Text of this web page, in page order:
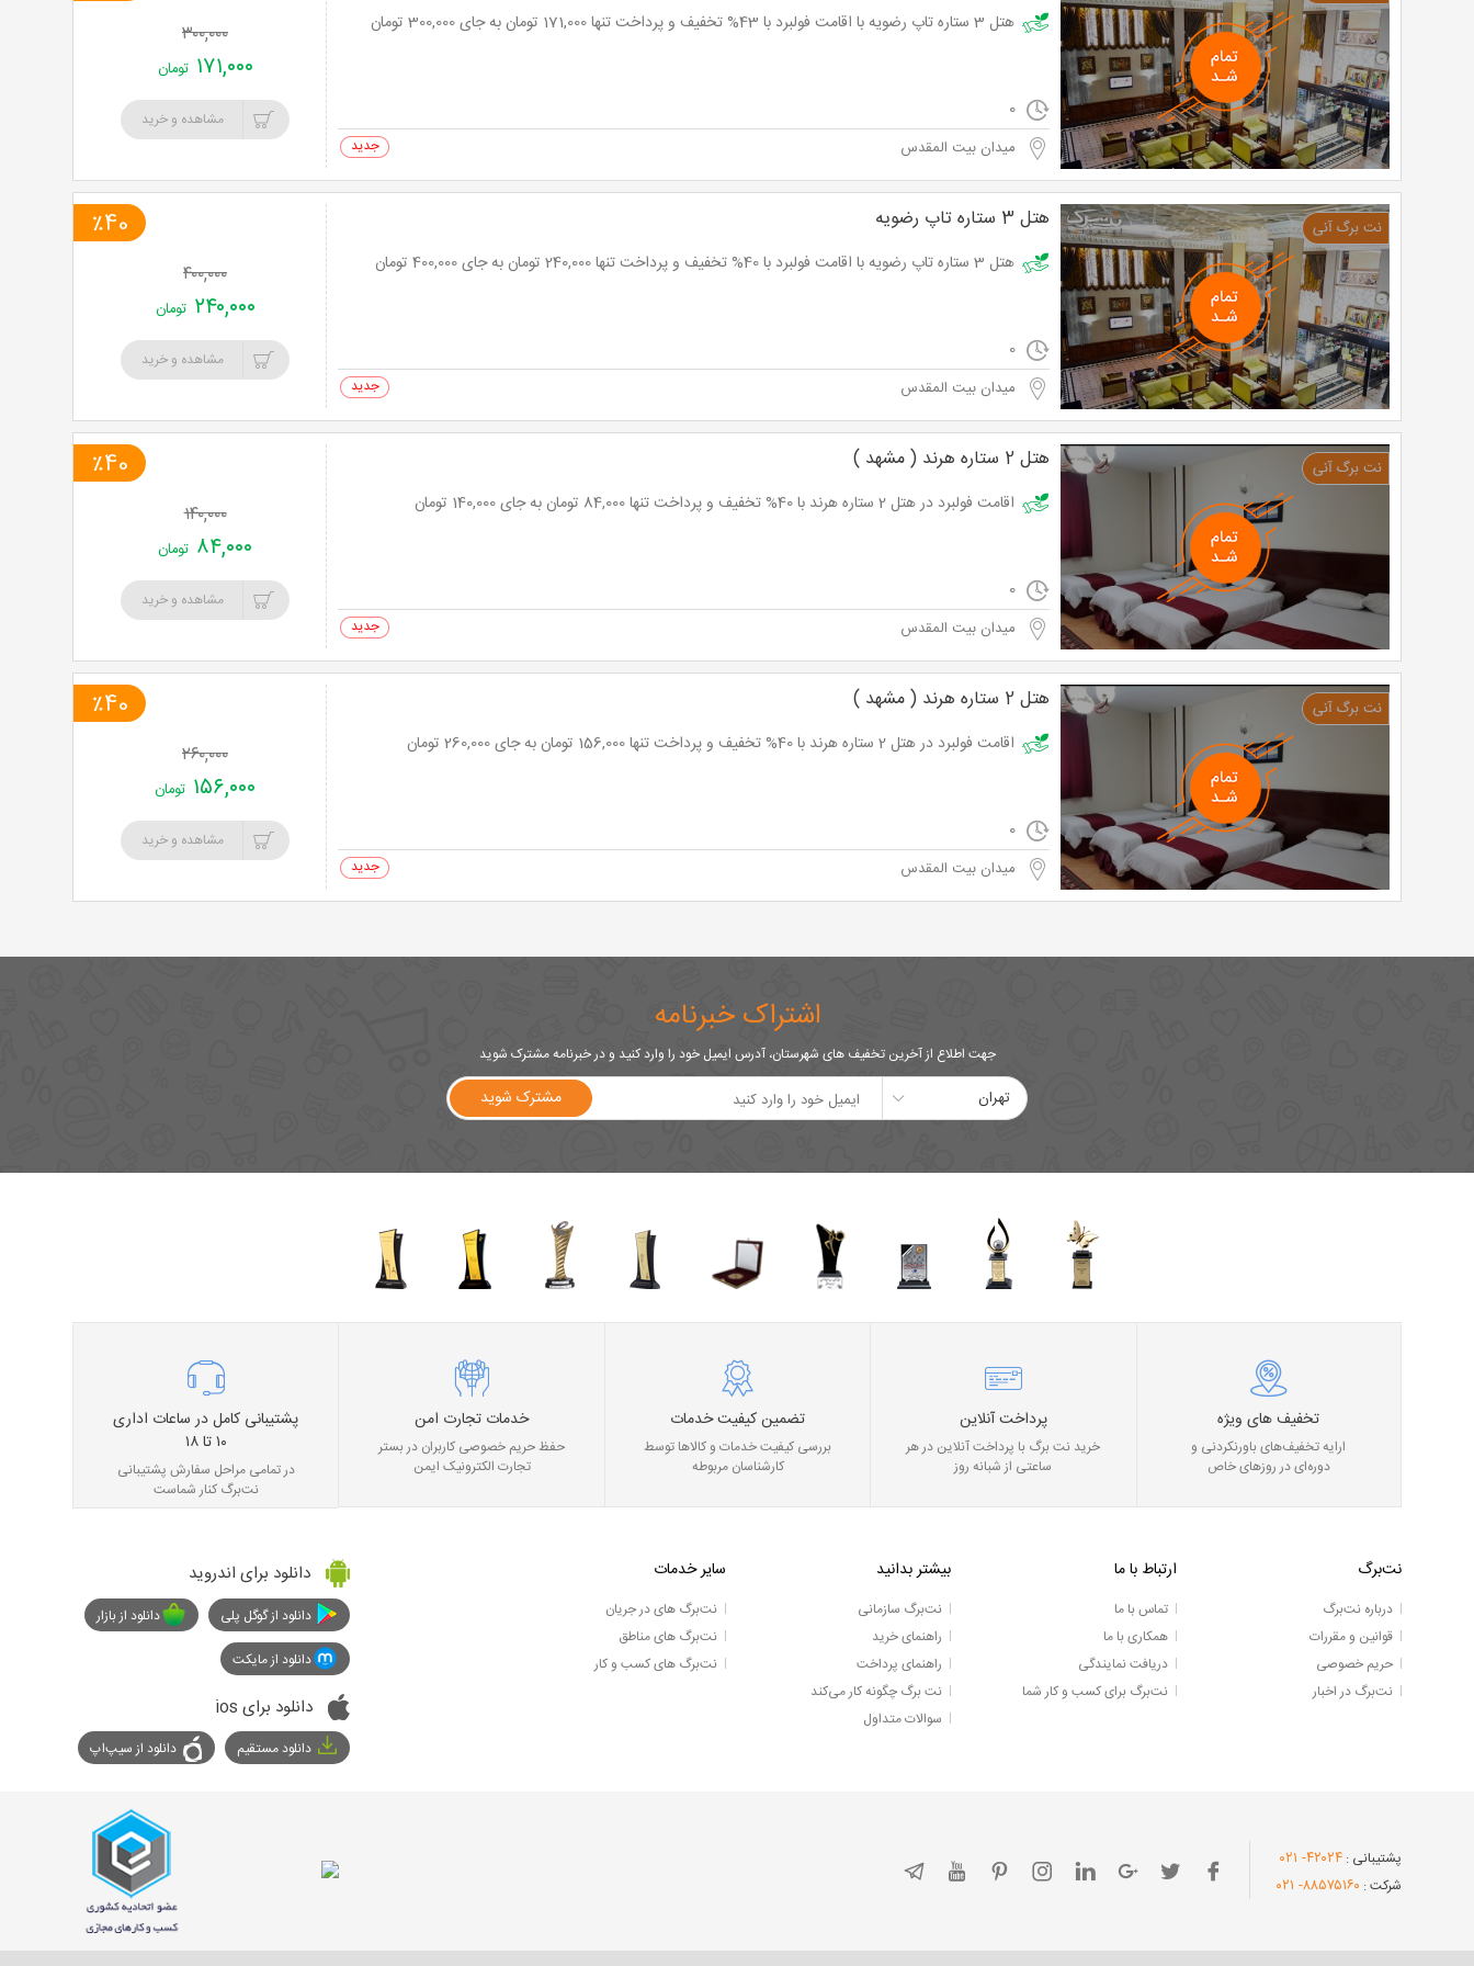
هتل 3 ستاره تاپ رضویه با اقامت فولبرد با 43% تخفیف و پرداخت تنها 171,000 تومان به جای 300,000 تومان
0
میدان بیت المقدس 0 خرید
۳۰۰,۰۰۰
۱۷۱,۰۰۰ تومان
مشاهده و خرید
هتل 3 ستاره تاپ رضویه
هتل 3 ستاره تاپ رضویه با اقامت فولبرد با 40% تخفیف و پرداخت تنها 240,000 تومان به جای 400,000 تومان
0
میدان بیت المقدس 0 خرید
٪40
۴۰۰,۰۰۰
۲۴۰,۰۰۰ تومان
مشاهده و خرید
هتل 2 ستاره هرند ( مشهد )
اقامت فولبرد در هتل 2 ستاره هرند با 40% تخفیف و پرداخت تنها 84,000 تومان به جای 140,000 تومان
0
میدان بیت المقدس 0 خرید
٪40
۱۴۰,۰۰۰
۸۴,۰۰۰ تومان
مشاهده و خرید
هتل 2 ستاره هرند ( مشهد )
اقامت فولبرد در هتل 2 ستاره هرند با 40% تخفیف و پرداخت تنها 156,000 تومان به جای 260,000 تومان
0
میدان بیت المقدس 0 خرید
٪40
۲۶۰,۰۰۰
۱۵۶,۰۰۰ تومان
مشاهده و خرید
اشتراک خبرنامه
جهت اطلاع از آخرین تخفیف های شهرستان، آدرس ایمیل خود را وارد کنید و در خبرنامه مشترک شوید
تهران مشترک شوید
تخفیف های ویژه
ارایه تخفیف‌های باورنکردنی و
دوره‌ای در روز‌های خاص
پرداخت آنلاین
خرید نت برگ با پرداخت آنلاین در هر
ساعتی از شبانه روز
تضمین کیفیت خدمات
بررسی کیفیت خدمات و کالاها توسط
کارشناسان مربوطه
خدمات تجارت امن
حفظ حریم خصوصی کاربران در بستر
تجارت الکترونیک ایمن
پشتیبانی کامل در ساعات اداری
۱۰ تا ۱۸
در تمامی مراحل سفارش پشتیبانی
نت‌برگ کنار شماست
دانلود برای اندروید
دانلود از گوگل پلی
دانلود از بازار
دانلود از مایکت
دانلود برای ios
دانلود مستقیم دانلود از سیپ‌اپ
نت‌برگ
درباره نت‌برگ
قوانین و مقررات
حریم خصوصی
نت‌برگ در اخبار
ارتباط با ما
تماس با ما
همکاری با ما
دریافت نمایندگی
نت‌برگ برای کسب و کار شما
بیشتر بدانید
نت‌برگ سازمانی
راهنمای خرید
راهنمای پرداخت
نت برگ چگونه کار می‌کند
سوالات متداول
سایر خدمات
نت‌برگ های در جریان
نت‌برگ های مناطق
نت‌برگ های کسب و کار
پشتیبانی : ۴۲۰۲۴- ۰۲۱
شرکت : ۸۸۵۷۵۱۶۰- ۰۲۱